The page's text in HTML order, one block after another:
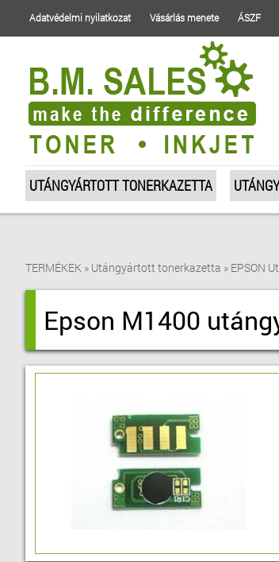
Adatvédelmi nyilatkozat Vásárlás menete ÁSZF
UTÁNGYÁRTOTT TONERKAZETTA
TERMÉKEK » Utángyártott tonerkazetta » EPSON
Epson M1400